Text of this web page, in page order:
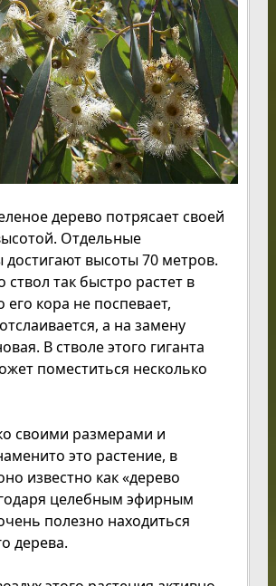
дерево потрясает своей
Отдельные
достигают высоты 70 метров.
ствол так быстро растет в
кора не поспевает,
а на замену
В стволе этого гиганта
поместиться несколько
своими размерами и
это растение, в
известно как «дерево
целебным эфирным
полезно находиться
дерева.